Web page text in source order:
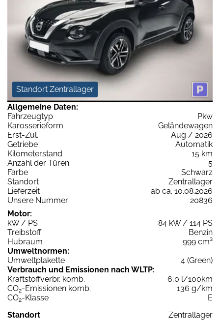
Standort Zentrallager
Allgemeine Daten:
Fahrzeugtyp
Pkw
Karosserieform
Geländewagen
Erst-Zul.
Aug / 2026
Getriebe
Automatik
Kilometerstand
15 km
Anzahl der Türen
5
Farbe
Schwarz
Standort
Zentrallager
Lieferzeit
ab ca. 10.08.2026
Unsere Nummer
20836
Motor:
kW / PS
84 kW / 114 PS
Treibstoff
Benzin
Hubraum
999 cm³
Umweltnormen:
Umweltplakette
4 (Green)
Verbrauch und Emissionen nach WLTP:
Kraftstoffverbr. komb.
6,0 l/100km
CO2-Emissionen komb.
136 g/km
CO2-Klasse
E
Standort
Zentrallager